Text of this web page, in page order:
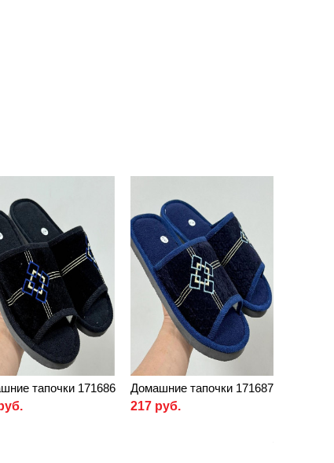
тапочки 171686
Домашние тапочки 171687
217 руб.